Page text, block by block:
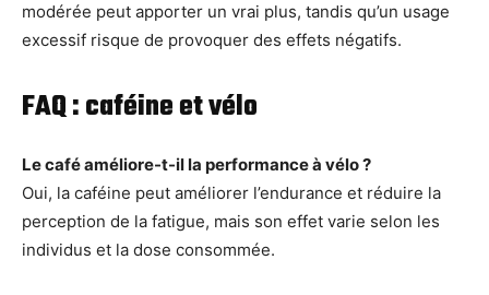
modérée peut apporter un vrai plus, tandis qu’un usage
excessif risque de provoquer des effets négatifs.
FAQ : caféine et vélo
Le café améliore-t-il la performance à vélo ?
Oui, la caféine peut améliorer l’endurance et réduire la
perception de la fatigue, mais son effet varie selon les
individus et la dose consommée.